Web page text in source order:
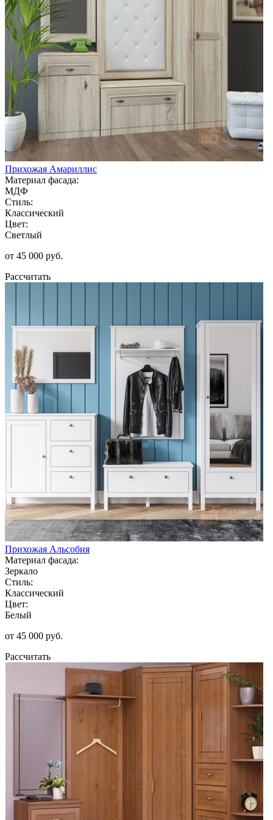
Прихожая Амариллис
Материал фасада:
МДФ
Стиль:
Классический
Цвет:
Светлый
от 45 000 руб.
Рассчитать
Прихожая Альсобия
Материал фасада:
Зеркало
Стиль:
Классический
Цвет:
Белый
от 45 000 руб.
Рассчитать